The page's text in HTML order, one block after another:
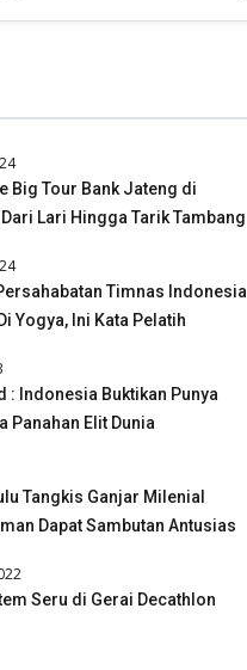
Big Tour Bank Jateng di
Lari Hingga Tarik Tambang
Timnas Indonesia
Yogya, Ini Kata Pelatih
: Indonesia Buktikan Punya
Panahan Elit Dunia
Tangkis Ganjar Milenial
Dapat Sambutan Antusias
Seru di Gerai Decathlon